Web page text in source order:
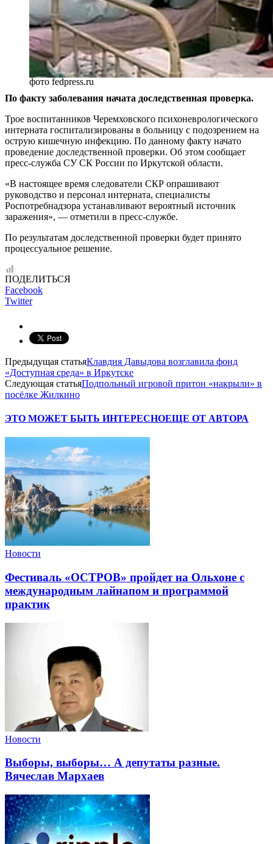
фото fedpress.ru
По факту заболевания начата доследственная проверка.
Трое воспитанников Черемховского психоневрологического
интерната госпитализированы в больницу с подозрением на
острую кишечную инфекцию. По данному факту начато
проведение доследственной проверки. Об этом сообщает
пресс-служба СУ СК России по Иркутской области.
«В настоящее время следователи СКР опрашивают
руководство и персонал интерната, специалисты
Роспотребнадзора устанавливают вероятный источник
заражения», — отметили в пресс-службе.
По результатам доследственной проверки будет принято
процессуальное решение.
ПОДЕЛИТЬСЯ
Facebook
Twitter
Предыдущая статьяКлавдия Давыдова возглавила фонд
«Доступная среда» в Иркутске
Следующая статьяПодпольный игровой притон «накрыли» в
посёлке Жилкино
ЭТО МОЖЕТ БЫТЬ ИНТЕРЕСНОЕЩЕ ОТ АВТОРА
Новости
Фестиваль «ОСТРОВ» пройдет на Ольхоне с
международным лайнапом и программой
практик
Новости
Выборы, выборы… А депутаты разные.
Вячеслав Мархаев